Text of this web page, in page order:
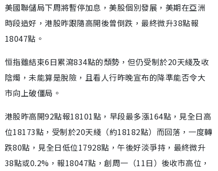
美國聯儲局下周將暫停加息，美股個別發展，美期在亞洲
時段造好，港股昨跟隨高開後曾倒跌，最終微升38點報
18047點。
恒指雖結束6日累瀉834點的頹勢，但仍受制於20天綫及收
陰燭，未能算是脫險，且看人行昨晚宣布的降準能否令大
市向上破僵局。
港股昨高開92點報18101點，早段最多漲164點，見全日高
位18173點，受制於20天綫（約18182點）而回落，一度轉
跌80點，見全日低位17928點，午後好淡爭持，最終微升
38點或0.2%，報18047點，創周一（11日）後收市高位，